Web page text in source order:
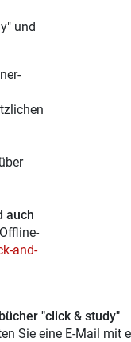
und
auch
and-
"click & study"
Sie eine E-Mail mit